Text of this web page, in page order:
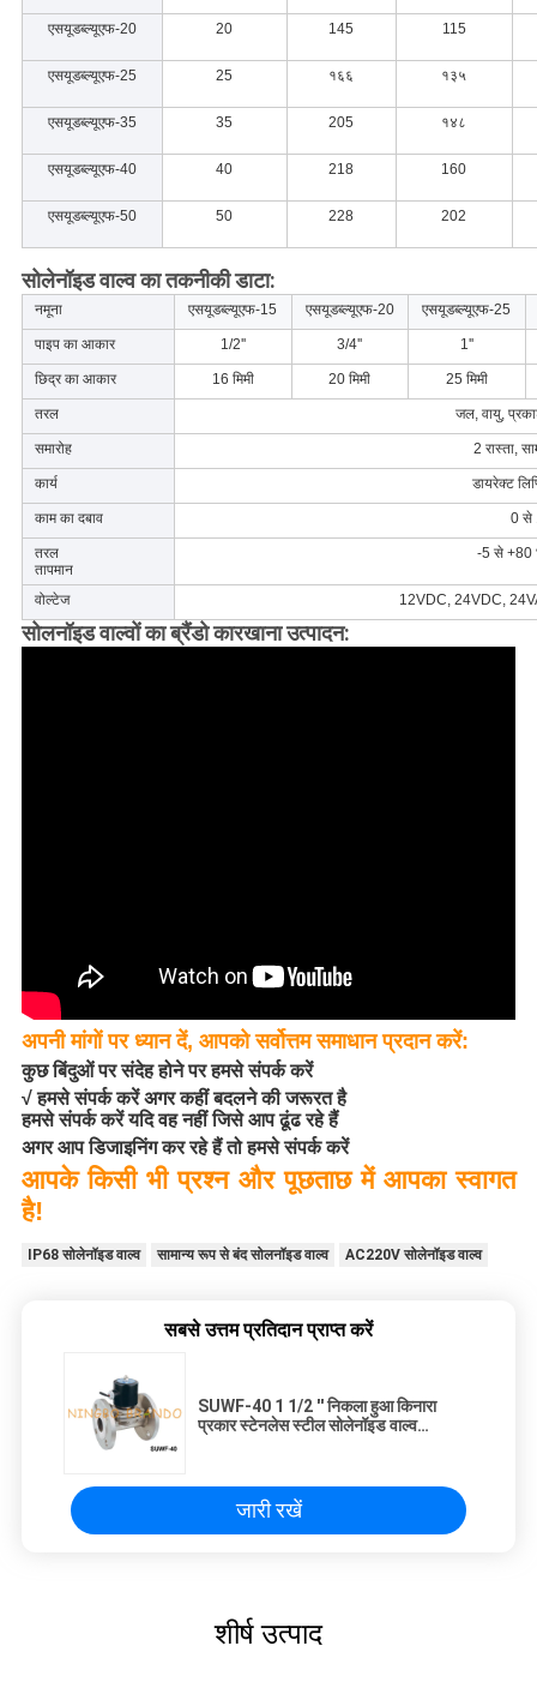
एसयूडब्ल्यूएफ-20 20 145 115
एसयूडब्ल्यूएफ-25 25 १६६ १३५
एसयूडब्ल्यूएफ-35 35 205 १४८
एसयूडब्ल्यूएफ-40 40 218 160
एसयूडब्ल्यूएफ-50 50 228 202
सोलेनॉइड वाल्व का तकनीकी डाटा:
नमूना एसयूडब्ल्यूएफ-15 एसयूडब्ल्यूएफ-20 एसयूडब्ल्यूएफ-25
पाइप का आकार 1/2'' 3/4'' 1''
छिद्र का आकार 16 मिमी 20 मिमी 25 मिमी
तरल जल, वायु,
समारोह 2 रास्ता,
कार्य डायरेक्ट
काम का दबाव 0 से
तरल
तापमान
-5 से +80
वोल्टेज 12VDC, 24VDC,
सोलनॉइड वाल्वों का ब्रैंडो कारखाना उत्पादन:
अपनी मांगों पर ध्यान दें, आपको सर्वोत्तम समाधान प्रदान करें:
कुछ बिंदुओं पर संदेह होने पर हमसे संपर्क करें
√ हमसे संपर्क करें अगर कहीं बदलने की जरूरत है
हमसे संपर्क करें यदि वह नहीं जिसे आप ढूंढ रहे हैं
अगर आप डिजाइनिंग कर रहे हैं तो हमसे संपर्क करें
आपके किसी भी प्रश्न और पूछताछ में आपका स्वागत
है!
IP68 सोलेनॉइड वाल्व सामान्य रूप से बंद सोलनॉइड वाल्व AC220V सोलेनॉइड वाल्व
सबसे उत्तम प्रतिदान प्राप्त करें
SUWF-40 1 1/2 '' निकला हुआ किनारा
प्रकार स्टेनलेस स्टील सोलेनॉइड वाल्व
जारी रखें
शीर्ष उत्पाद